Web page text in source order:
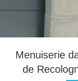
Menuiserie
de